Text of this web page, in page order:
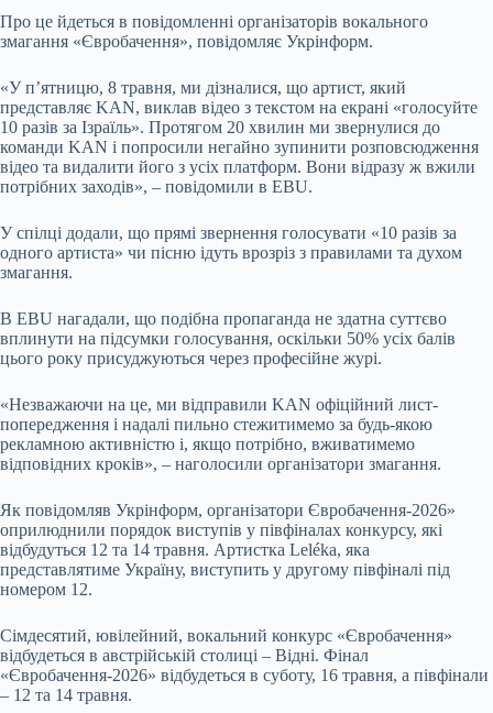
Про це йдеться в повідомленні організаторів вокального
змагання «Євробачення», повідомляє Укрінформ.
«У п’ятницю, 8 травня, ми дізналися, що артист, який
представляє KAN, виклав відео з текстом на екрані «голосуйте
10 разів за Ізраїль». Протягом 20 хвилин ми звернулися до
команди KAN і попросили негайно зупинити розповсюдження
відео та видалити його з усіх платформ. Вони відразу ж вжили
потрібних заходів», – повідомили в EBU.
У спілці додали, що прямі звернення голосувати «10 разів за
одного артиста» чи пісню ідуть врозріз з правилами та духом
змагання.
В EBU нагадали, що подібна пропаганда не здатна суттєво
вплинути на підсумки голосування, оскільки 50% усіх балів
цього року присуджуються через професійне журі.
«Незважаючи на це, ми відправили KAN офіційний лист-
попередження і надалі пильно стежитимемо за будь-якою
рекламною активністю і, якщо потрібно, вживатимемо
відповідних кроків», – наголосили організатори змагання.
Як повідомляв Укрінформ, організатори Євробачення-2026»
оприлюднили порядок виступів у півфіналах конкурсу, які
відбудуться 12 та 14 травня. Артистка Leléka, яка
представлятиме Україну, виступить у другому півфіналі під
номером 12.
Сімдесятий, ювілейний, вокальний конкурс «Євробачення»
відбудеться в австрійській столиці – Відні. Фінал
«Євробачення-2026» відбудеться в суботу, 16 травня, а півфінали
– 12 та 14 травня.